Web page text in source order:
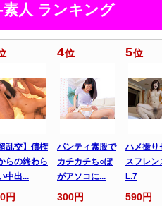
人 ランキング
乱交】債権
らの終わら
中出...
円
4位
パンティ素股で
カチカチち○ぽ
がアソコに...
300円
5位
ハメ撮り
スフレン
L.7
590円